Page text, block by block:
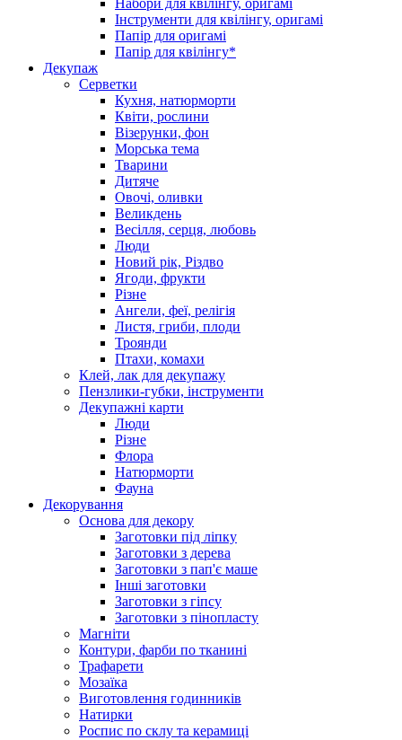
Інструменти для квілінгу, оригамі
Папір для оригамі
Папір для квілінгу*
Декупаж
Серветки
Кухня, натюрморти
Квіти, рослини
Візерунки, фон
Морська тема
Тварини
Дитяче
Овочі, оливки
Великдень
Весілля, серця, любовь
Люди
Новий рік, Різдво
Ягоди, фрукти
Різне
Ангели, феї, релігія
Листя, гриби, плоди
Троянди
Птахи, комахи
Клей, лак для декупажу
Пензлики-губки, інструменти
Декупажні карти
Люди
Різне
Флора
Натюрморти
Фауна
Декорування
Основа для декору
Заготовки під ліпку
Заготовки з дерева
Заготовки з пап'є маше
Інші заготовки
Заготовки з гіпсу
Заготовки з пінопласту
Магніти
Контури, фарби по тканині
Трафарети
Мозаїка
Виготовлення годинників
Натирки
Роспис по склу та керамиці